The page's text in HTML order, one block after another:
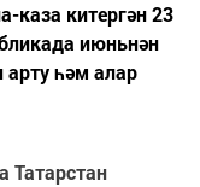
каза китергән 23
июньнән
арту һәм алар
Татарстан